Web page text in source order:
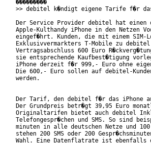
���������
>> debitel k�ndigt eigene Tarife f�r
Der Service Provider debitel hat
Apple-Kulthandy iPhone in den Netzen
eingef�hrt. Kunden, die mit einem SIM-
Exklusivvermarkters T-Mobile zu
Vertragsabschluss 600 Euro
sie entsprechende Kaufbest�tigung
iPhone derzeit f�r 999,- Euro ohne
Die 600,- Euro sollen auf debitel-
werden.
Der Tarif, den debitel f�r das iPhone
Der Grundpreis betr�gt 39,95 Euro
Originaltarifen bietet auch debitel
Telefongespr�chen und SMS. So sind
minuten in alle deutschen Netze und
stehen 200 SMS oder 200
Wahl. Eine Datenflatrate ist ebenfalls